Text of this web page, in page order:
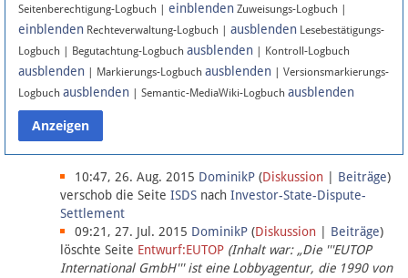
Instagram
Anmelden
Datenschutz
Über Lobbypedia
Impressum
Seitenberechtigung-Logbuch | einblenden Zuweisungs-Logbuch |
einblenden Rechteverwaltung-Logbuch | ausblenden Lesebestätigungs-
Logbuch | Begutachtung-Logbuch ausblenden | Kontroll-Logbuch
ausblenden | Markierungs-Logbuch ausblenden | Versionsmarkierungs-
Logbuch ausblenden | Semantic-MediaWiki-Logbuch ausblenden
10:47, 26. Aug. 2015 DominikP (Diskussion Beiträge)
verschob die Seite ISDS nach Investor-State-Dispute-
Settlement
09:21, 27. Jul. 2015 DominikP (Diskussion Beiträge)
löschte Seite Entwurf:EUTOP (Inhalt war: „Die '''EUTOP
International GmbH''' ist eine Lobbyagentur, die 1990 von